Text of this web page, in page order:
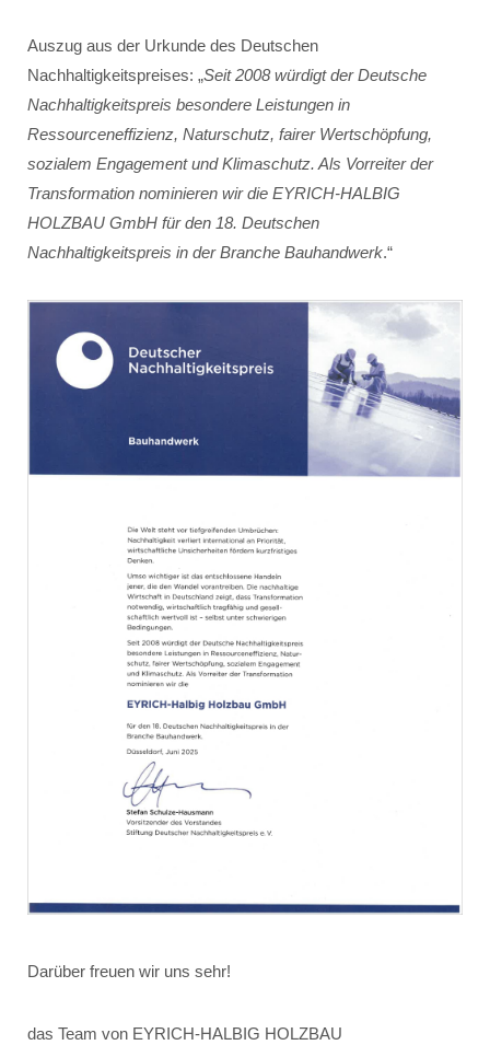
Auszug aus der Urkunde des Deutschen
Nachhaltigkeitspreises: „Seit 2008 würdigt der Deutsche
Nachhaltigkeitspreis besondere Leistungen in
Ressourceneffizienz, Naturschutz, fairer Wertschöpfung,
sozialem Engagement und Klimaschutz. Als Vorreiter der
Transformation nominieren wir die EYRICH-HALBIG
HOLZBAU GmbH für den 18. Deutschen
Nachhaltigkeitspreis in der Branche Bauhandwerk.“
Darüber freuen wir uns sehr!
das Team von EYRICH-HALBIG HOLZBAU